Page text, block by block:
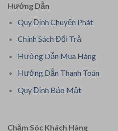
Hướng Dẫn
Quy Định Chuyển Phát
Chính Sách Đổi Trả
Hướng Dẫn Mua Hàng
Hướng Dẫn Thanh Toán
Quy Định Bảo Mật
Chăm Sóc Khách Hàng